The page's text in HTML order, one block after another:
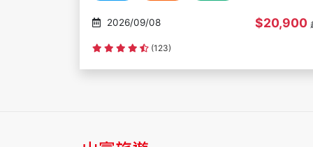
2026/09/08 $20,900
(123)